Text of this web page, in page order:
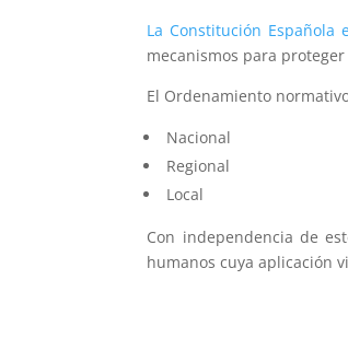
La Constitución Española
mecanismos para
El Ordenamiento
Nacional
Regional
Local
Con independencia de
humanos cuya aplicación